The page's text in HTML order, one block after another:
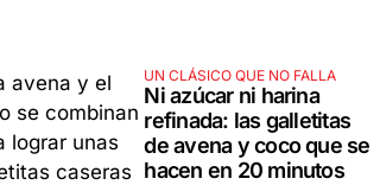
UN CLÁSICO QUE NO FALLA
Ni azúcar ni harina
refinada: las galletitas
de avena y coco que se
hacen en 20 minutos